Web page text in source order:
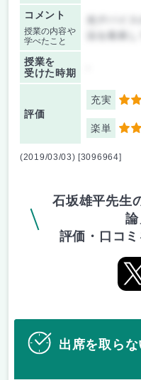
コメント
授業の内容や
学べたこと
光デバイ
授業を
受けた時期
評価
充実 5
楽単 4
(2019/03/03) [3096964]
石坂雄平先生
評価・口コ
出席を取ら